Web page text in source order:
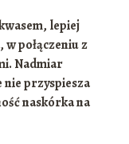
lepiej
połączeniu z
Nadmiar
nie przyspiesza
naskórka na